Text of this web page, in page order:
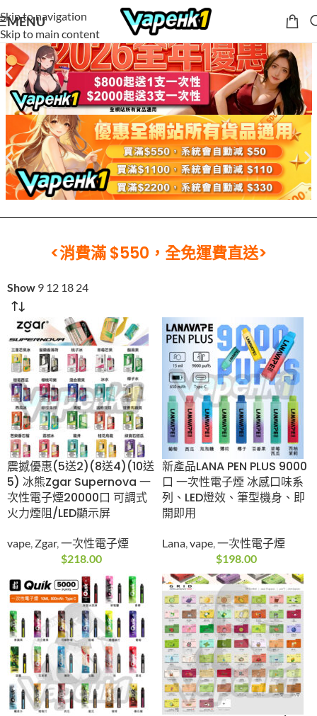
Skip to navigation
Skip to main content
MENU
<消費滿 $550，全免運費直送>
Show91218
震撼優惠(5送2)(8送
4)(10送5) 冰熊Zgar
Supernova 一次性電
子煙20000口 可調式火
力煙阻/LED顯示屏
vape, Zgar, 一次性電子
煙
$218.00
新產品LANA PEN PLUS
9000口 一次性電子煙
冰感口味系列、LED燈
效、筆型機身、即開即
用
Lana, vape, 一次性電
子煙
$198.00